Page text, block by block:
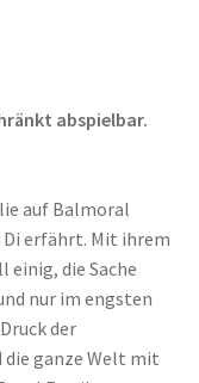
abspielbar.
auf Balmoral
Di erfährt. Mit ihrem
einig, die Sache
nur im engsten
der
ganze Welt mit